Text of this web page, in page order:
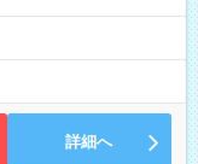
詳細へ